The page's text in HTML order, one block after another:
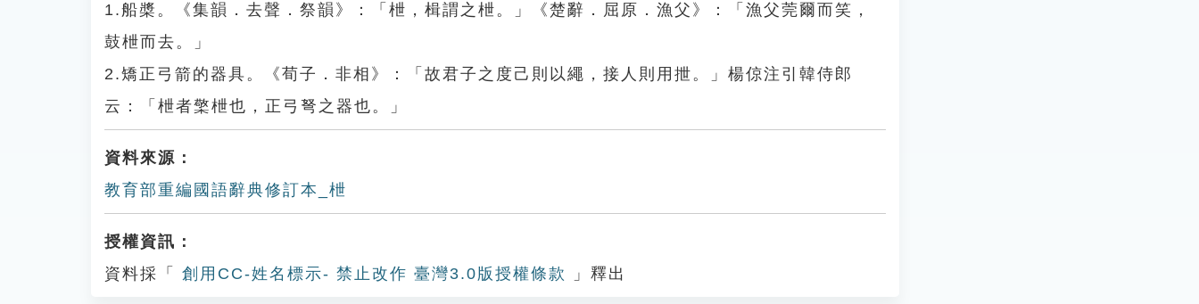
1.船槳。《集韻．去聲．祭韻》：「枻，楫謂之枻。」《楚辭．屈原．漁父》：「漁父莞爾而笑，
鼓枻而去。」
2.矯正弓箭的器具。《荀子．非相》：「故君子之度己則以繩，接人則用抴。」楊倞注引韓侍郎
云：「枻者檠枻也，正弓弩之器也。」
資料來源：
教育部重編國語辭典修訂本_枻
授權資訊：
資料採「
創用CC-姓名標示- 禁止改作 臺灣3.0版授權條款 」釋出